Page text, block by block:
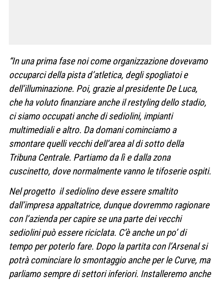
“In una prima fase noi come organizzazione dovevamo
occuparci della pista d’atletica, degli spogliatoi e
dell’illuminazione. Poi, grazie al presidente De Luca,
che ha voluto finanziare anche il restyling dello stadio,
ci siamo occupati anche di sediolini, impianti
multimediali e altro. Da domani cominciamo a
smontare quelli vecchi dell’area al di sotto della
Tribuna Centrale. Partiamo da lì e dalla zona
cuscinetto, dove normalmente vanno le tifoserie ospiti.
Nel progetto il sediolino deve essere smaltito
dall’impresa appaltatrice, dunque dovremmo ragionare
con l’azienda per capire se una parte dei vecchi
sediolini può essere riciclata. C’è anche un po’ di
tempo per poterlo fare. Dopo la partita con l’Arsenal si
potrà cominciare lo smontaggio anche per le Curve, ma
parliamo sempre di settori inferiori. Installeremo anche